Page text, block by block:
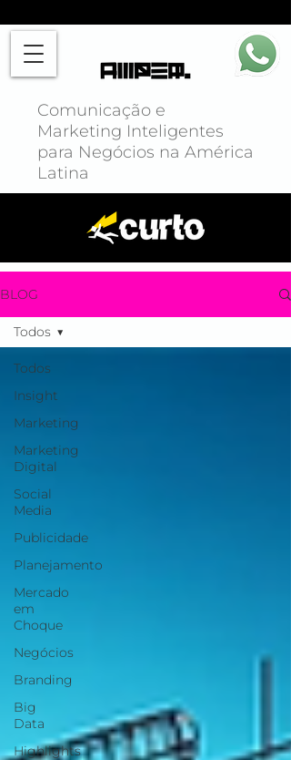
Comunicação e
Marketing Inteligentes
para Negócios na América
Latina
BLOG
Todos
Insight
Marketing
Marketing
Digital
Social
Media
Publicidade
Planejamento
Mercado
em
Choque
Negócios
Branding
Big
Data
Highlights
Todos